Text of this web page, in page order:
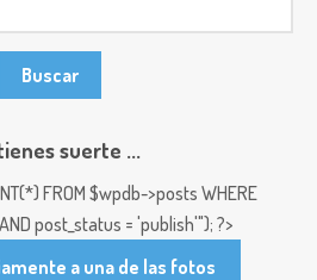
suerte ...
FROM $wpdb->posts WHERE
post_status = 'publish'"); ?>
a una de las fotos